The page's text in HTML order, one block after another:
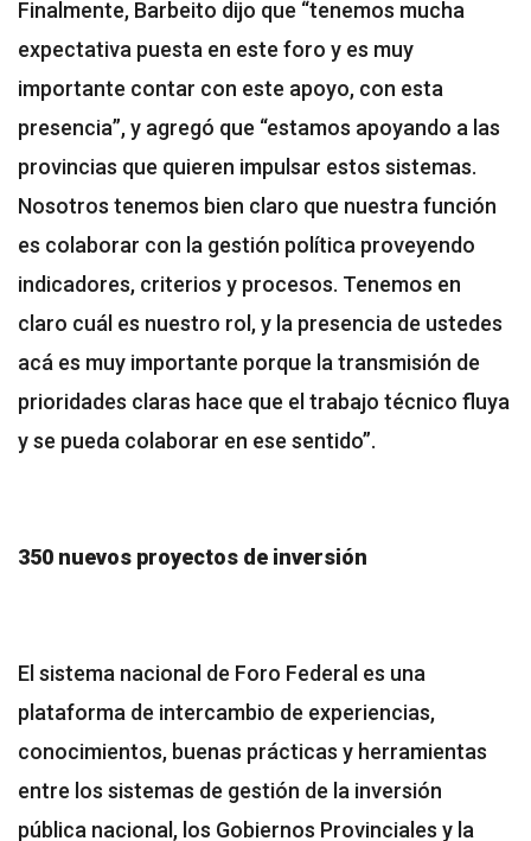
Finalmente, Barbeito dijo que “tenemos mucha
expectativa puesta en este foro y es muy
importante contar con este apoyo, con esta
presencia”, y agregó que “estamos apoyando a las
provincias que quieren impulsar estos sistemas.
Nosotros tenemos bien claro que nuestra función
es colaborar con la gestión política proveyendo
indicadores, criterios y procesos. Tenemos en
claro cuál es nuestro rol, y la presencia de ustedes
acá es muy importante porque la transmisión de
prioridades claras hace que el trabajo técnico fluya
y se pueda colaborar en ese sentido”.
350 nuevos proyectos de inversión
El sistema nacional de Foro Federal es una
plataforma de intercambio de experiencias,
conocimientos, buenas prácticas y herramientas
entre los sistemas de gestión de la inversión
pública nacional, los Gobiernos Provinciales y la